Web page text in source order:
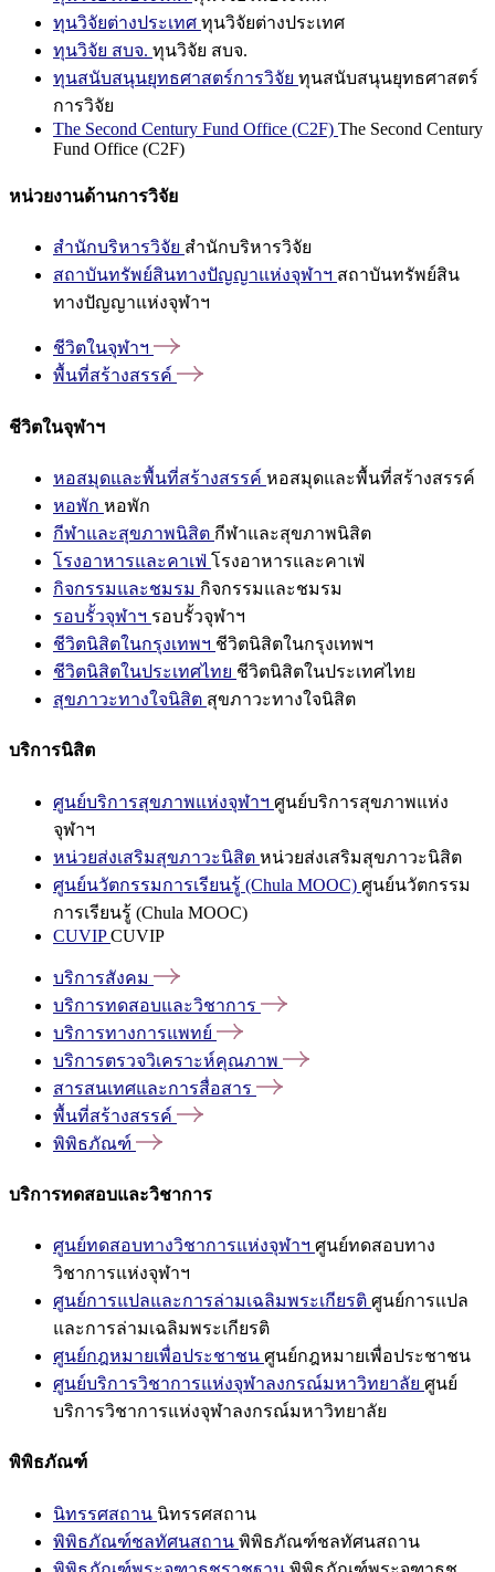
ทุนวิจัยต่างประเทศ ทุนวิจัยต่างประเทศ
ทุนวิจัย สบจ. ทุนวิจัย สบจ.
ทุนสนับสนุนยุทธศาสตร์การวิจัย ทุนสนับสนุนยุทธศาสตร์
การวิจัย
The Second Century Fund Office (C2F) The Second Century
Fund Office (C2F)
หน่วยงานด้านการวิจัย
สำนักบริหารวิจัย สำนักบริหารวิจัย
สถาบันทรัพย์สินทางปัญญาแห่งจุฬาฯ สถาบันทรัพย์สิน
ทางปัญญาแห่งจุฬาฯ
ชีวิตในจุฬาฯ
พื้นที่สร้างสรรค์
ชีวิตในจุฬาฯ
หอสมุดและพื้นที่สร้างสรรค์ หอสมุดและพื้นที่สร้างสรรค์
หอพัก หอพัก
กีฬาและสุขภาพนิสิต กีฬาและสุขภาพนิสิต
โรงอาหารและคาเฟ่ โรงอาหารและคาเฟ่
กิจกรรมและชมรม กิจกรรมและชมรม
รอบรั้วจุฬาฯ รอบรั้วจุฬาฯ
ชีวิตนิสิตในกรุงเทพฯ ชีวิตนิสิตในกรุงเทพฯ
ชีวิตนิสิตในประเทศไทย ชีวิตนิสิตในประเทศไทย
สุขภาวะทางใจนิสิต สุขภาวะทางใจนิสิต
บริการนิสิต
ศูนย์บริการสุขภาพแห่งจุฬาฯ ศูนย์บริการสุขภาพแห่ง
จุฬาฯ
หน่วยส่งเสริมสุขภาวะนิสิต หน่วยส่งเสริมสุขภาวะนิสิต
ศูนย์นวัตกรรมการเรียนรู้ (Chula MOOC) ศูนย์นวัตกรรม
การเรียนรู้ (Chula MOOC)
CUVIPCUVIP
บริการสังคม
บริการทดสอบและวิชาการ
บริการทางการแพทย์
บริการตรวจวิเคราะห์คุณภาพ
สารสนเทศและการสื่อสาร
พื้นที่สร้างสรรค์
พิพิธภัณฑ์
บริการทดสอบและวิชาการ
ศูนย์ทดสอบทางวิชาการแห่งจุฬาฯ ศูนย์ทดสอบทาง
วิชาการแห่งจุฬาฯ
ศูนย์การแปลและการล่ามเฉลิมพระเกียรติ ศูนย์การแปล
และการล่ามเฉลิมพระเกียรติ
ศูนย์กฎหมายเพื่อประชาชน ศูนย์กฎหมายเพื่อประชาชน
ศูนย์บริการวิชาการแห่งจุฬาลงกรณ์มหาวิทยาลัย ศูนย์
บริการวิชาการแห่งจุฬาลงกรณ์มหาวิทยาลัย
พิพิธภัณฑ์
นิทรรศสถาน นิทรรศสถาน
พิพิธภัณฑ์ชลทัศนสถาน พิพิธภัณฑ์ชลทัศนสถาน